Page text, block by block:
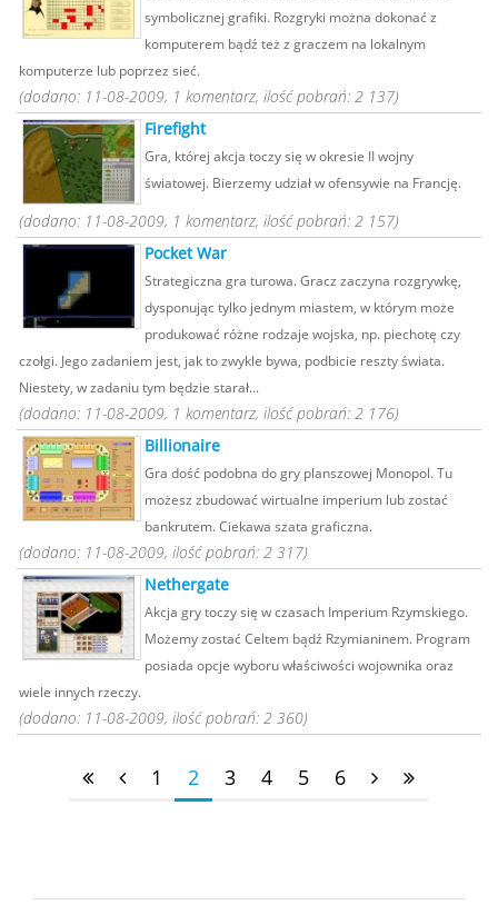
symbolicznej grafiki. Rozgryki można dokonać z
komputerem bądź też z graczem na lokalnym
komputerze lub poprzez sieć.
(dodano: 11-08-2009, 1 komentarz, ilość pobrań: 2 137)
Firefight
Gra, której akcja toczy się w okresie II wojny
światowej. Bierzemy udział w ofensywie na Francję.
(dodano: 11-08-2009, 1 komentarz, ilość pobrań: 2 157)
Pocket War
Strategiczna gra turowa. Gracz zaczyna rozgrywkę,
dysponując tylko jednym miastem, w którym może
produkować różne rodzaje wojska, np. piechotę czy
czołgi. Jego zadaniem jest, jak to zwykle bywa, podbicie reszty świata.
Niestety, w zadaniu tym będzie starał...
(dodano: 11-08-2009, 1 komentarz, ilość pobrań: 2 176)
Billionaire
Gra dość podobna do gry planszowej Monopol. Tu
możesz zbudować wirtualne imperium lub zostać
bankrutem. Ciekawa szata graficzna.
(dodano: 11-08-2009, ilość pobrań: 2 317)
Nethergate
Akcja gry toczy się w czasach Imperium Rzymskiego.
Możemy zostać Celtem bądź Rzymianinem. Program
posiada opcje wyboru właściwości wojownika oraz
wiele innych rzeczy.
(dodano: 11-08-2009, ilość pobrań: 2 360)
1 2 3 4 5 6